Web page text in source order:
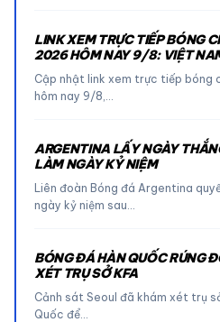
LINK XEM TRỰC TIẾP BÓNG
2026 HÔM NAY 9/8: VIỆT
Cập nhật link xem trực tiếp bóng
hôm nay 9/8,…
ARGENTINA LẤY NGÀY
LÀM NGÀY KỶ NIỆM
Liên đoàn Bóng đá Argentina
ngày kỷ niệm sau…
BÓNG ĐÁ HÀN QUỐC RÚNG
XÉT TRỤ SỞ KFA
Cảnh sát Seoul đã khám xét trụ
Quốc để…